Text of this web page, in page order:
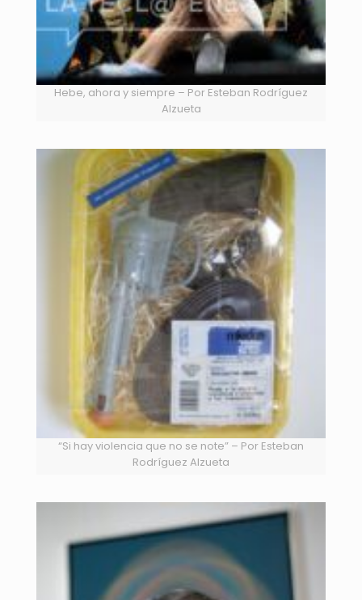
Hebe, ahora y siempre – Por Esteban Rodríguez
Alzueta
“Si hay violencia que no se note” – Por Esteban
Rodríguez Alzueta